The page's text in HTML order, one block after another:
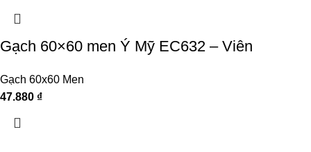
Gạch 60×60 men Ý Mỹ EC632 – Viên
Gạch 60x60 Men
47.880 ₫